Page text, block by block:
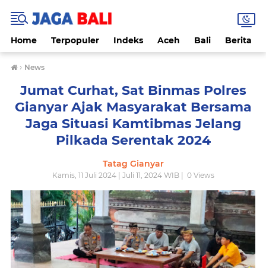
Home Terpopuler Indeks Aceh Bali Berita
› News
Jumat Curhat, Sat Binmas Polres
Gianyar Ajak Masyarakat Bersama
Jaga Situasi Kamtibmas Jelang
Pilkada Serentak 2024
Tatag Gianyar
Kamis, 11 Juli 2024 | Juli 11, 2024 WIB | 0Views